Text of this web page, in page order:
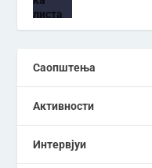
Саопштења
Активности
Интервјуи